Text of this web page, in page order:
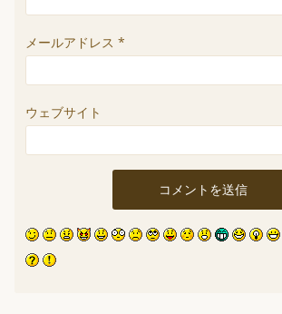
メールアドレス *
ウェブサイト